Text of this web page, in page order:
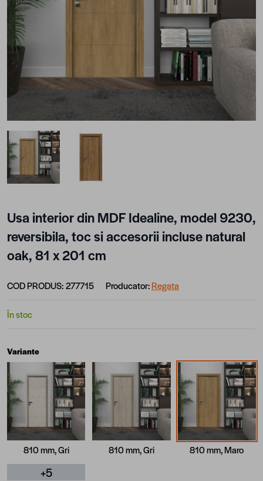
View larger imageView larger image
Usa interior din MDF Idealine, model 9230,
reversibila, toc si accesorii incluse natural
oak, 81 x 201 cm
COD PRODUS:277715 Producator:Regata
În stoc
Variante
810 mm, Gri 810 mm, Gri 810 mm, Maro
+5